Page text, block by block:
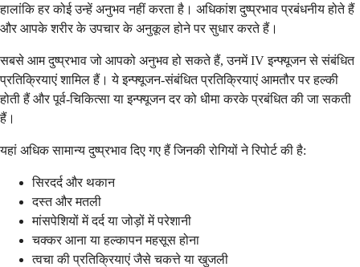
हालांकि हर कोई उन्हें अनुभव नहीं करता है। अधिकांश दुष्प्रभाव प्रबंधनीय होते हैं
और आपके शरीर के उपचार के अनुकूल होने पर सुधार करते हैं।
सबसे आम दुष्प्रभाव जो आपको अनुभव हो सकते हैं, उनमें IV इन्फ्यूजन से संबंधित
प्रतिक्रियाएं शामिल हैं। ये इन्फ्यूजन-संबंधित प्रतिक्रियाएं आमतौर पर हल्की
होती हैं और पूर्व-चिकित्सा या इन्फ्यूजन दर को धीमा करके प्रबंधित की जा सकती
हैं।
यहां अधिक सामान्य दुष्प्रभाव दिए गए हैं जिनकी रोगियों ने रिपोर्ट की है:
सिरदर्द और थकान
दस्त और मतली
मांसपेशियों में दर्द या जोड़ों में परेशानी
चक्कर आना या हल्कापन महसूस होना
त्वचा की प्रतिक्रियाएं जैसे चकत्ते या खुजली